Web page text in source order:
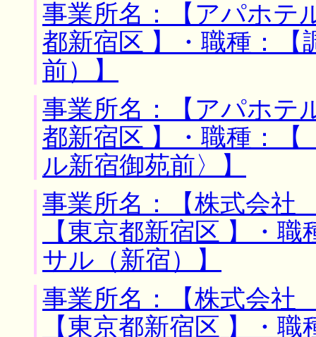
事業所名：【アパホ
都新宿区 】・職種：
前）】
事業所名：【アパホ
都新宿区 】・職種：【
ル新宿御苑前〉】
事業所名：【株式会
【東京都新宿区 】・
サル（新宿）】
事業所名：【株式会
【東京都新宿区 】・